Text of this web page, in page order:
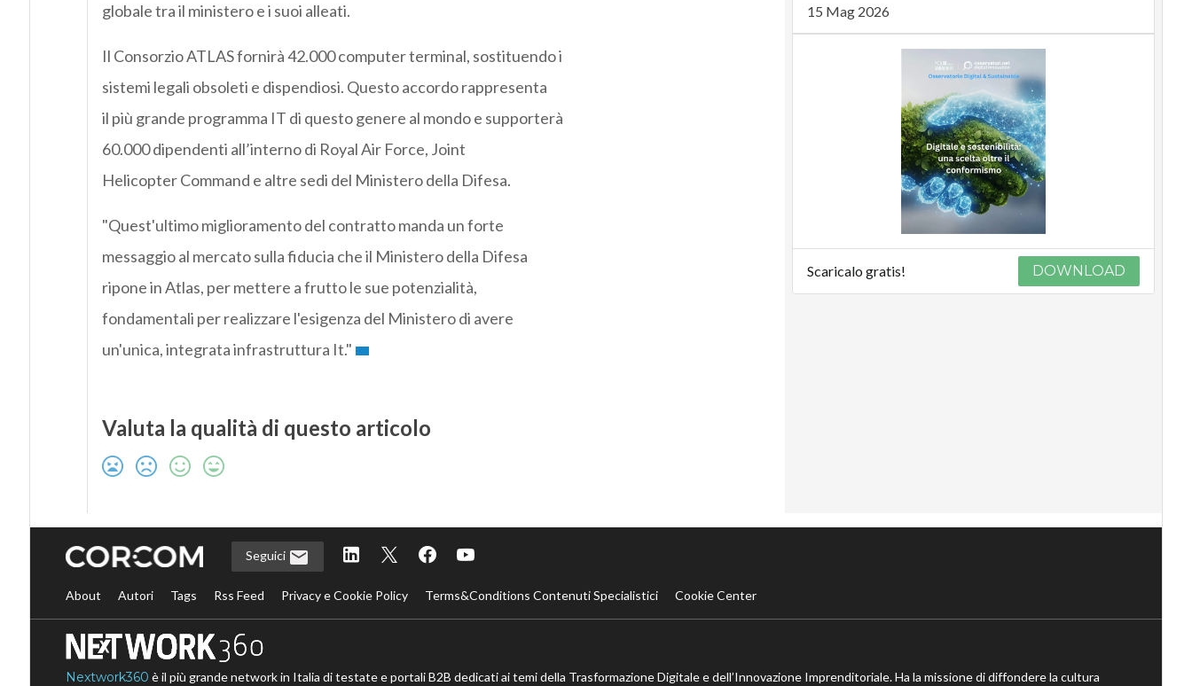
globale tra il ministero e i suoi alleati.
Il Consorzio ATLAS fornirà 42.000 computer terminal, sostituendo i
sistemi legali obsoleti e dispendiosi. Questo accordo rappresenta
il più grande programma IT di questo genere al mondo e supporterà
60.000 dipendenti all’interno di Royal Air Force, Joint
Helicopter Command e altre sedi del Ministero della Difesa.
"Quest'ultimo miglioramento del contratto manda un forte
messaggio al mercato sulla fiducia che il Ministero della Difesa
ripone in Atlas, per mettere a frutto le sue potenzialità,
fondamentali per realizzare l'esigenza del Ministero di avere
un'unica, integrata infrastruttura It."
Valuta la qualità di questo articolo
15 Mag 2026
Scaricalo gratis! DOWNLOAD
Seguici
About Autori Tags Rss Feed Privacy e Cookie Policy Terms&Conditions Contenuti Specialistici Cookie Center
Nextwork360 è il più grande network in Italia di testate e portali B2B dedicati ai temi della Trasformazione Digitale e dell’Innovazione Imprenditoriale. Ha la missione di diffondere la cultura